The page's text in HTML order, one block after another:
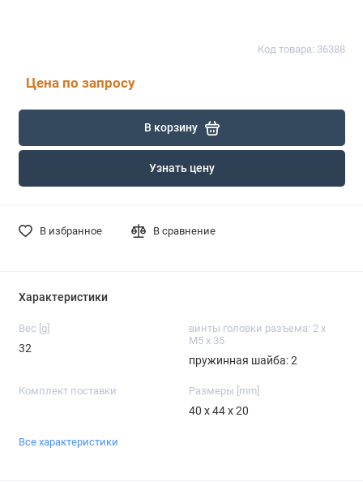
Код товара: 36388
Цена по запросу
В корзину
Узнать цену
В избранное В сравнение
Характеристики
Вес [g]
32
винты головки разъема: 2 x
M5 x 35
пружинная шайба: 2
Комплект поставки Размеры [mm]
40 x 44 x 20
Все характеристики